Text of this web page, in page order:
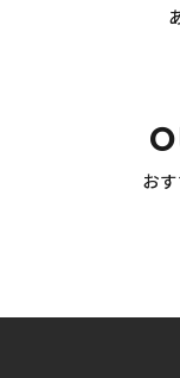
お